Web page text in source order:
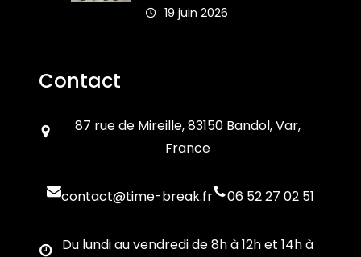
19 juin 2026
Contact
87 rue de Mireille, 83150 Bandol, Var,
France
contact@time-break.fr 06 52 27 02 51
Du lundi au vendredi de 8h à 12h et 14h à